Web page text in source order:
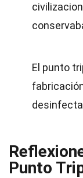
El punto
Punto